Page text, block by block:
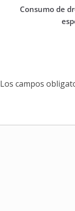
Consumo de
Los campos